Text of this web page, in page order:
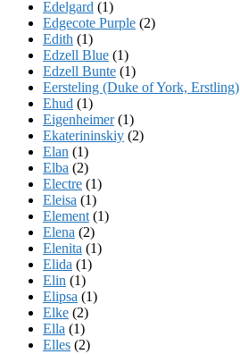
Edelgard (1)
Edgecote Purple (2)
Edith (1)
Edzell Blue (1)
Edzell Bunte (1)
Eersteling (Duke of York, Erstling)
Ehud (1)
Eigenheimer(1)
Ekaterininskiy (2)
Elan (1)
Elba (2)
Electre (1)
Eleisa (1)
Element (1)
Elena (2)
Elenita (1)
Elida (1)
Elin (1)
Elipsa (1)
Elke (2)
Ella (1)
Elles (2)